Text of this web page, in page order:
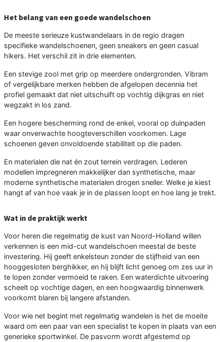
Het belang van een goede wandelschoen
De meeste serieuze kustwandelaars in de regio dragen
specifieke wandelschoenen, geen sneakers en geen casual
hikers. Het verschil zit in drie elementen.
Een stevige zool met grip op meerdere ondergronden. Vibram
of vergelijkbare merken hebben de afgelopen decennia het
profiel gemaakt dat niet uitschuift op vochtig dijkgras en niet
wegzakt in los zand.
Een hogere bescherming rond de enkel, vooral op duinpaden
waar onverwachte hoogteverschillen voorkomen. Lage
schoenen geven onvoldoende stabiliteit op die paden.
En materialen die nat én zout terrein verdragen. Lederen
modellen impregneren makkelijker dan synthetische, maar
moderne synthetische materialen drogen sneller. Welke je kiest
hangt af van hoe vaak je in de plassen loopt en hoe lang je trekt.
Wat in de praktijk werkt
Voor heren die regelmatig de kust van Noord-Holland willen
verkennen is een mid-cut wandelschoen meestal de beste
investering. Hij geeft enkelsteun zonder de stijfheid van een
hooggesloten berghikker, en hij blijft licht genoeg om zes uur in
te lopen zonder vermoeid te raken. Een waterdichte uitvoering
scheelt op vochtige dagen, en een hoogwaardig binnenwerk
voorkomt blaren bij langere afstanden.
Voor wie net begint met regelmatig wandelen is het de moeite
waard om een paar van een specialist te kopen in plaats van een
generieke sportwinkel. De pasvorm wordt afgestemd op